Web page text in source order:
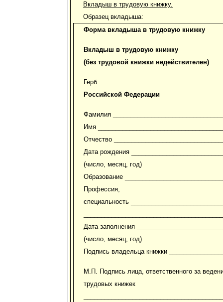
Вкладыш в трудовую книжку.
Образец вкладыша:
Форма вкладыша в трудовую книжку
Вкладыш в трудовую книжку
(без трудовой книжки недействителен)
Герб
Российской Федерации
Фамилия
Имя
Отчество
Дата рождения
(число, месяц, год)
Образование
Профессия,
специальность
Дата заполнения
(число, месяц, год)
Подпись владельца книжки
М.П. Подпись лица, ответственного за
трудовых книжек